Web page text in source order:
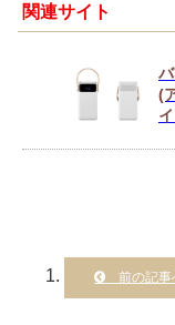
関連サイト
(